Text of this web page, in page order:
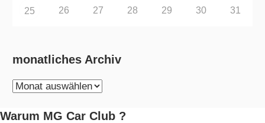
25 26 27 28 29 30 31
monatliches Archiv
monatliches
Warum MG Car Club ?